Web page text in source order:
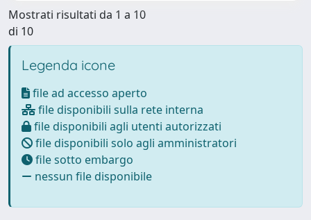
Mostrati risultati da 1 a 10
di 10
Legenda icone
file ad accesso aperto
file disponibili sulla rete interna
file disponibili agli utenti autorizzati
file disponibili solo agli amministratori
file sotto embargo
nessun file disponibile